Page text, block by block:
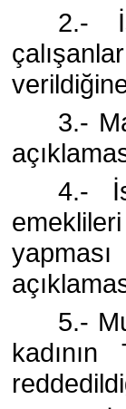
2.-
3.-
4.-
5.-